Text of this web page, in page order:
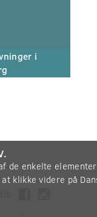
i
de enkelte
klikke videre på